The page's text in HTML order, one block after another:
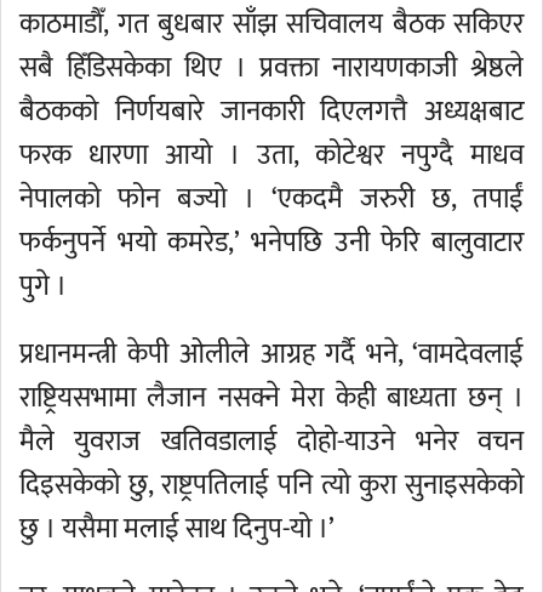
काठमाडाैँ, गत बुधबार साँझ सचिवालय बैठक सकिएर
सबै हिँडिसकेका थिए । प्रवक्ता नारायणकाजी श्रेष्ठले
बैठकको निर्णयबारे जानकारी दिएलगत्तै अध्यक्षबाट
फरक धारणा आयो । उता, कोटेश्वर नपुग्दै माधव
नेपालको फोन बज्यो । ‘एकदमै जरुरी छ, तपाईं
फर्कनुपर्ने भयो कमरेड,’ भनेपछि उनी फेरि बालुवाटार
पुगे ।
प्रधानमन्त्री केपी ओलीले आग्रह गर्दै भने, ‘वामदेवलाई
राष्ट्रियसभामा लैजान नसक्ने मेरा केही बाध्यता छन् ।
मैले युवराज खतिवडालाई दोहो-याउने भनेर वचन
दिइसकेको छु, राष्ट्रपतिलाई पनि त्यो कुरा सुनाइसकेको
छु । यसैमा मलाई साथ दिनुप-यो ।’